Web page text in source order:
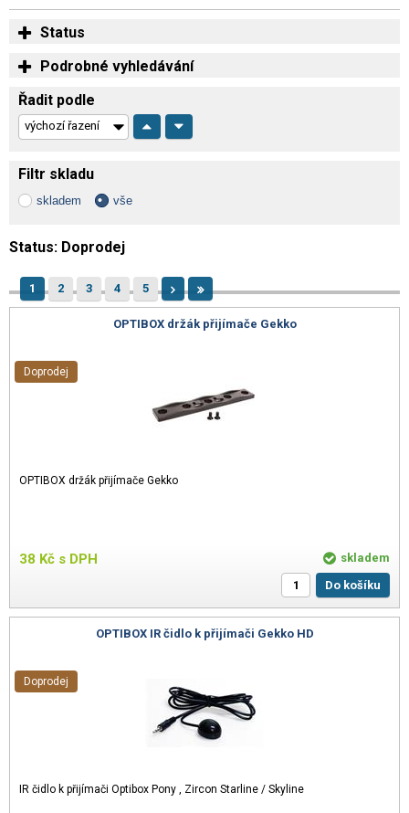
Status
Podrobné vyhledávání
Řadit podle
Filtr skladu
skladem vše
Status: Doprodej
1 2 3 4 5
OPTIBOX držák přijímače Gekko
OPTIBOX držák přijímače Gekko
38 Kč s DPH
Doprodej
skladem
Do košíku
OPTIBOX IR čidlo k přijímači Gekko HD
IR čidlo k přijímači Optibox Pony , Zircon Starline / Skyline
Doprodej